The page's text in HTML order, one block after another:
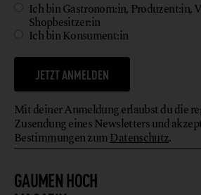
GAUMEN HOCH
Ich bin Gastronom:in, Produzent:in,
Shopbesitzer:in
Ich bin Konsument:in
JETZT ANMELDEN
Mit deiner Anmeldung erlaubst du die
Zusendung eines Newsletters und
Bestimmungen zumDatenschutz.